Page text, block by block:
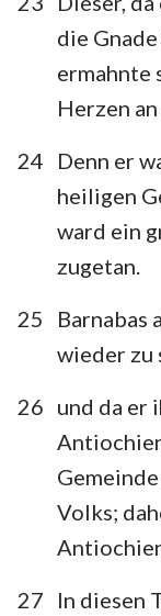
die
ermahnte
Herzen
24
Denn er
heiligen
ward ein
zugetan.
25
Barnabas
wieder zu
26 und da er
Volks;
27
In diesen